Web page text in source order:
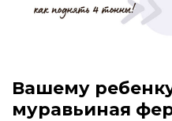
Вашему
муравьиная